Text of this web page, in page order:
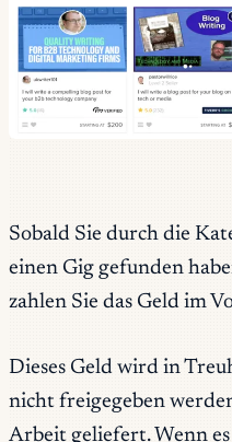
Sobald Sie durch die
einen Gig gefunden
zahlen Sie das Geld im
Dieses Geld wird in
nicht freigegeben
Arbeit geliefert. Wenn